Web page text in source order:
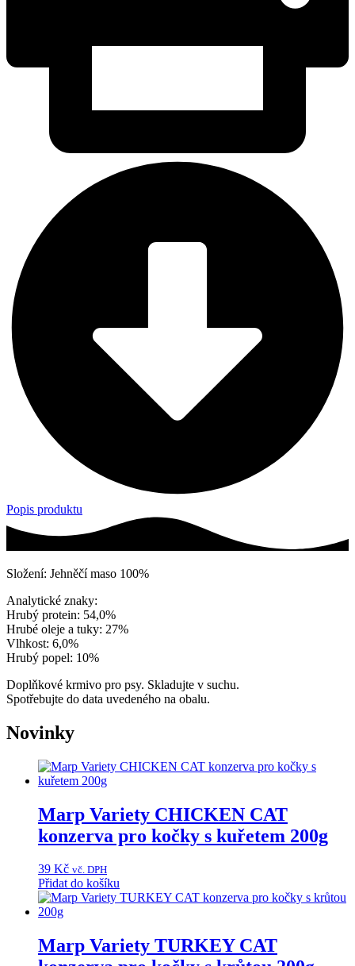
Popis produktu
Složení: Jehněčí maso 100%
Analytické znaky:
Hrubý protein: 54,0%
Hrubé oleje a tuky: 27%
Vlhkost: 6,0%
Hrubý popel: 10%
Doplňkové krmivo pro psy. Skladujte v suchu.
Spotřebujte do data uvedeného na obalu.
Novinky
Marp Variety CHICKEN CAT
konzerva pro kočky s kuřetem 200g
39 Kč vč. DPH
Přidat do košíku
Marp Variety TURKEY CAT